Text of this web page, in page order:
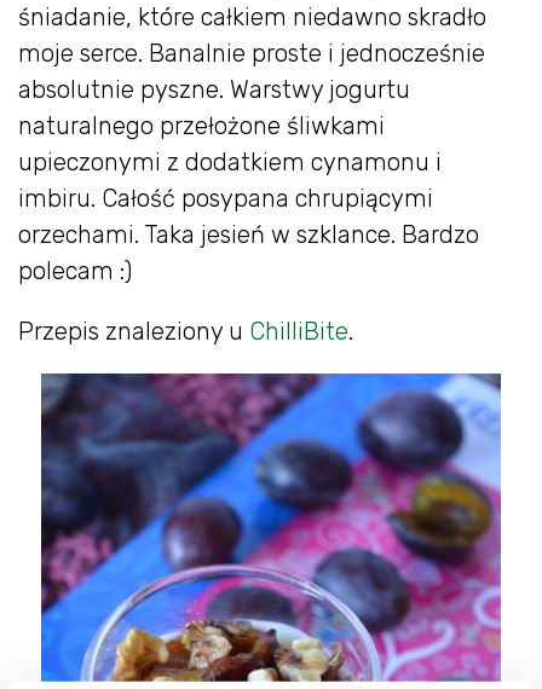
śniadanie, które całkiem niedawno skradło
moje serce. Banalnie proste i jednocześnie
absolutnie pyszne. Warstwy jogurtu
naturalnego przełożone śliwkami
upieczonymi z dodatkiem cynamonu i
imbiru. Całość posypana chrupiącymi
orzechami. Taka jesień w szklance. Bardzo
polecam :)
Przepis znaleziony u ChilliBite.